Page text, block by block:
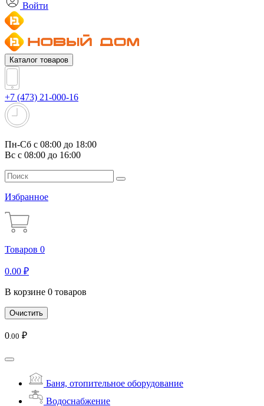
Войти
Каталог товаров
+7 (473) 21-000-16
Пн-Сб с 08:00 до 18:00
Вс с 08:00 до 16:00
Избранное
Товаров 0
0.00 ₽
В корзине 0 товаров
Очистить
0 .00 ₽
Баня, отопительное оборудование
Водоснабжение